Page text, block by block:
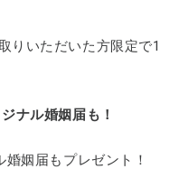
りいただいた方限定で1
ナル婚姻届も！
姻届もプレゼント！